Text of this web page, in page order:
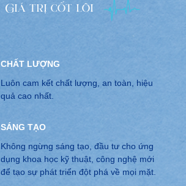
Giá trị cốt lõi
CHẤT LƯỢNG
Luôn cam kết chất lượng, an toàn, hiệu
quả cao nhất.
SÁNG TẠO
Không ngừng sáng tạo, đầu tư cho ứng
dụng khoa học kỹ thuật, công nghệ mới
để tạo sự phát triển đột phá về mọi mặt.